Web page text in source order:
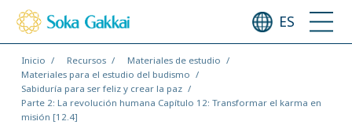
ES
Inicio Recursos
Materiales de estudio
Materiales para el estudio del budismo
Sabiduría para ser feliz y crear la paz
Parte 2: La revolución humana Capítulo 12: Transformar el karma en
misión [12.4]